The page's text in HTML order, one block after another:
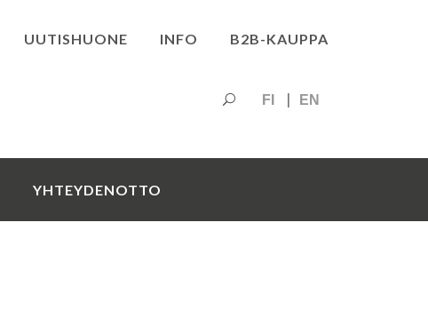
UUTISHUONE INFO B2B-KAUPPA
FI EN
YHTEYDENOTTO